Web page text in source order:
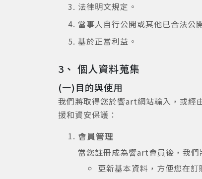
法律明文規定。
當事人自行公開或其他已合法公
基於正當利益。
3、 個人資料蒐集
(一)目的與使用
我們將取得您於響art網站輸入，或經
援和資安保護：
會員管理
當您註冊成為響art會員後，我
更新基本資料，方便您在